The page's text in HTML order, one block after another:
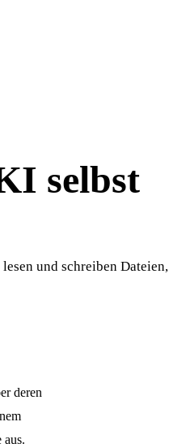
selbst
und schreiben Dateien,
deren
aus.